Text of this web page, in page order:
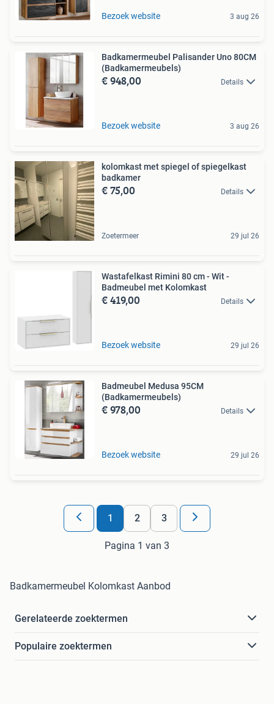
Bezoek website 3 aug 26
Badkamermeubel Palisander Uno 80CM
(Badkamermeubels)
€ 948,00 Details
Bezoek website 3 aug 26
kolomkast met spiegel of spiegelkast
badkamer
€ 75,00 Details
Zoetermeer 29 jul 26
Wastafelkast Rimini 80 cm - Wit -
Badmeubel met Kolomkast
€ 419,00 Details
Bezoek website 29 jul 26
Badmeubel Medusa 95CM
(Badkamermeubels)
€ 978,00 Details
Bezoek website 29 jul 26
1 2 3
Pagina 1 van 3
Badkamermeubel Kolomkast Aanbod
Gerelateerde zoektermen
Populaire zoektermen